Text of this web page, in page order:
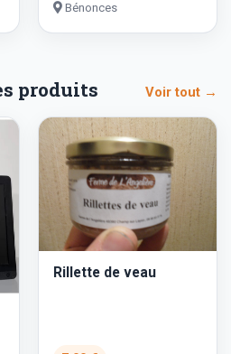
Bénonces
produits Voir tout →
Rillette de veau